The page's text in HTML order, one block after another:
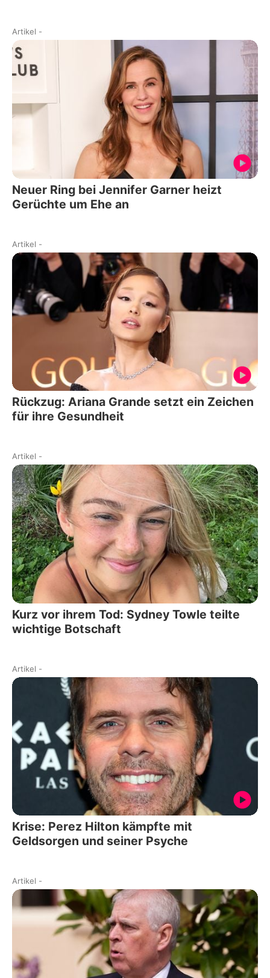
Artikel -
Neuer Ring bei Jennifer Garner heizt
Gerüchte um Ehe an
Artikel -
Rückzug: Ariana Grande setzt ein Zeichen
für ihre Gesundheit
Artikel -
Kurz vor ihrem Tod: Sydney Towle teilte
wichtige Botschaft
Artikel -
Krise: Perez Hilton kämpfte mit
Geldsorgen und seiner Psyche
Artikel -